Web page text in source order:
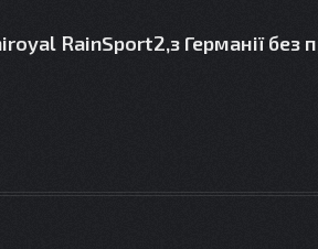
RainSport2,з Германії без